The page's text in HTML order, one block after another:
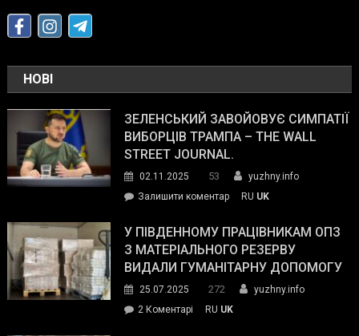
НОВІ
ЗЕЛЕНСЬКИЙ ЗАВОЙОВУЄ СИМПАТІЇ
ВИБОРЦІВ ТРАМПА – THE WALL
STREET JOURNAL.
02.11.2025 53
yuzhny.info
Залишити коментарon
завойовує
симпатії
виборців
The
RU UK
У ПІВДЕННОМУ ПРАЦІВНИКАМ ОПЗ
З МАТЕРІАЛЬНОГО РЕЗЕРВУ
ВИДАЛИ ГУМАНІТАРНУ ДОПОМОГУ
25.07.2025 272
yuzhny.info
2 Коментарі
RU UK